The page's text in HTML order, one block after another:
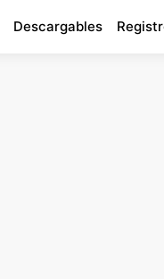
Descargables